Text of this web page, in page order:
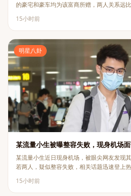
的豪宅和豪车均为该富商所赠，两人关系远
15小时前
明星八卦
某流量小生被曝整容失败，现身机场
某流量小生近日现身机场，被眼尖网友发现
若两人，疑似整容失败，相关话题迅速登上热
15小时前